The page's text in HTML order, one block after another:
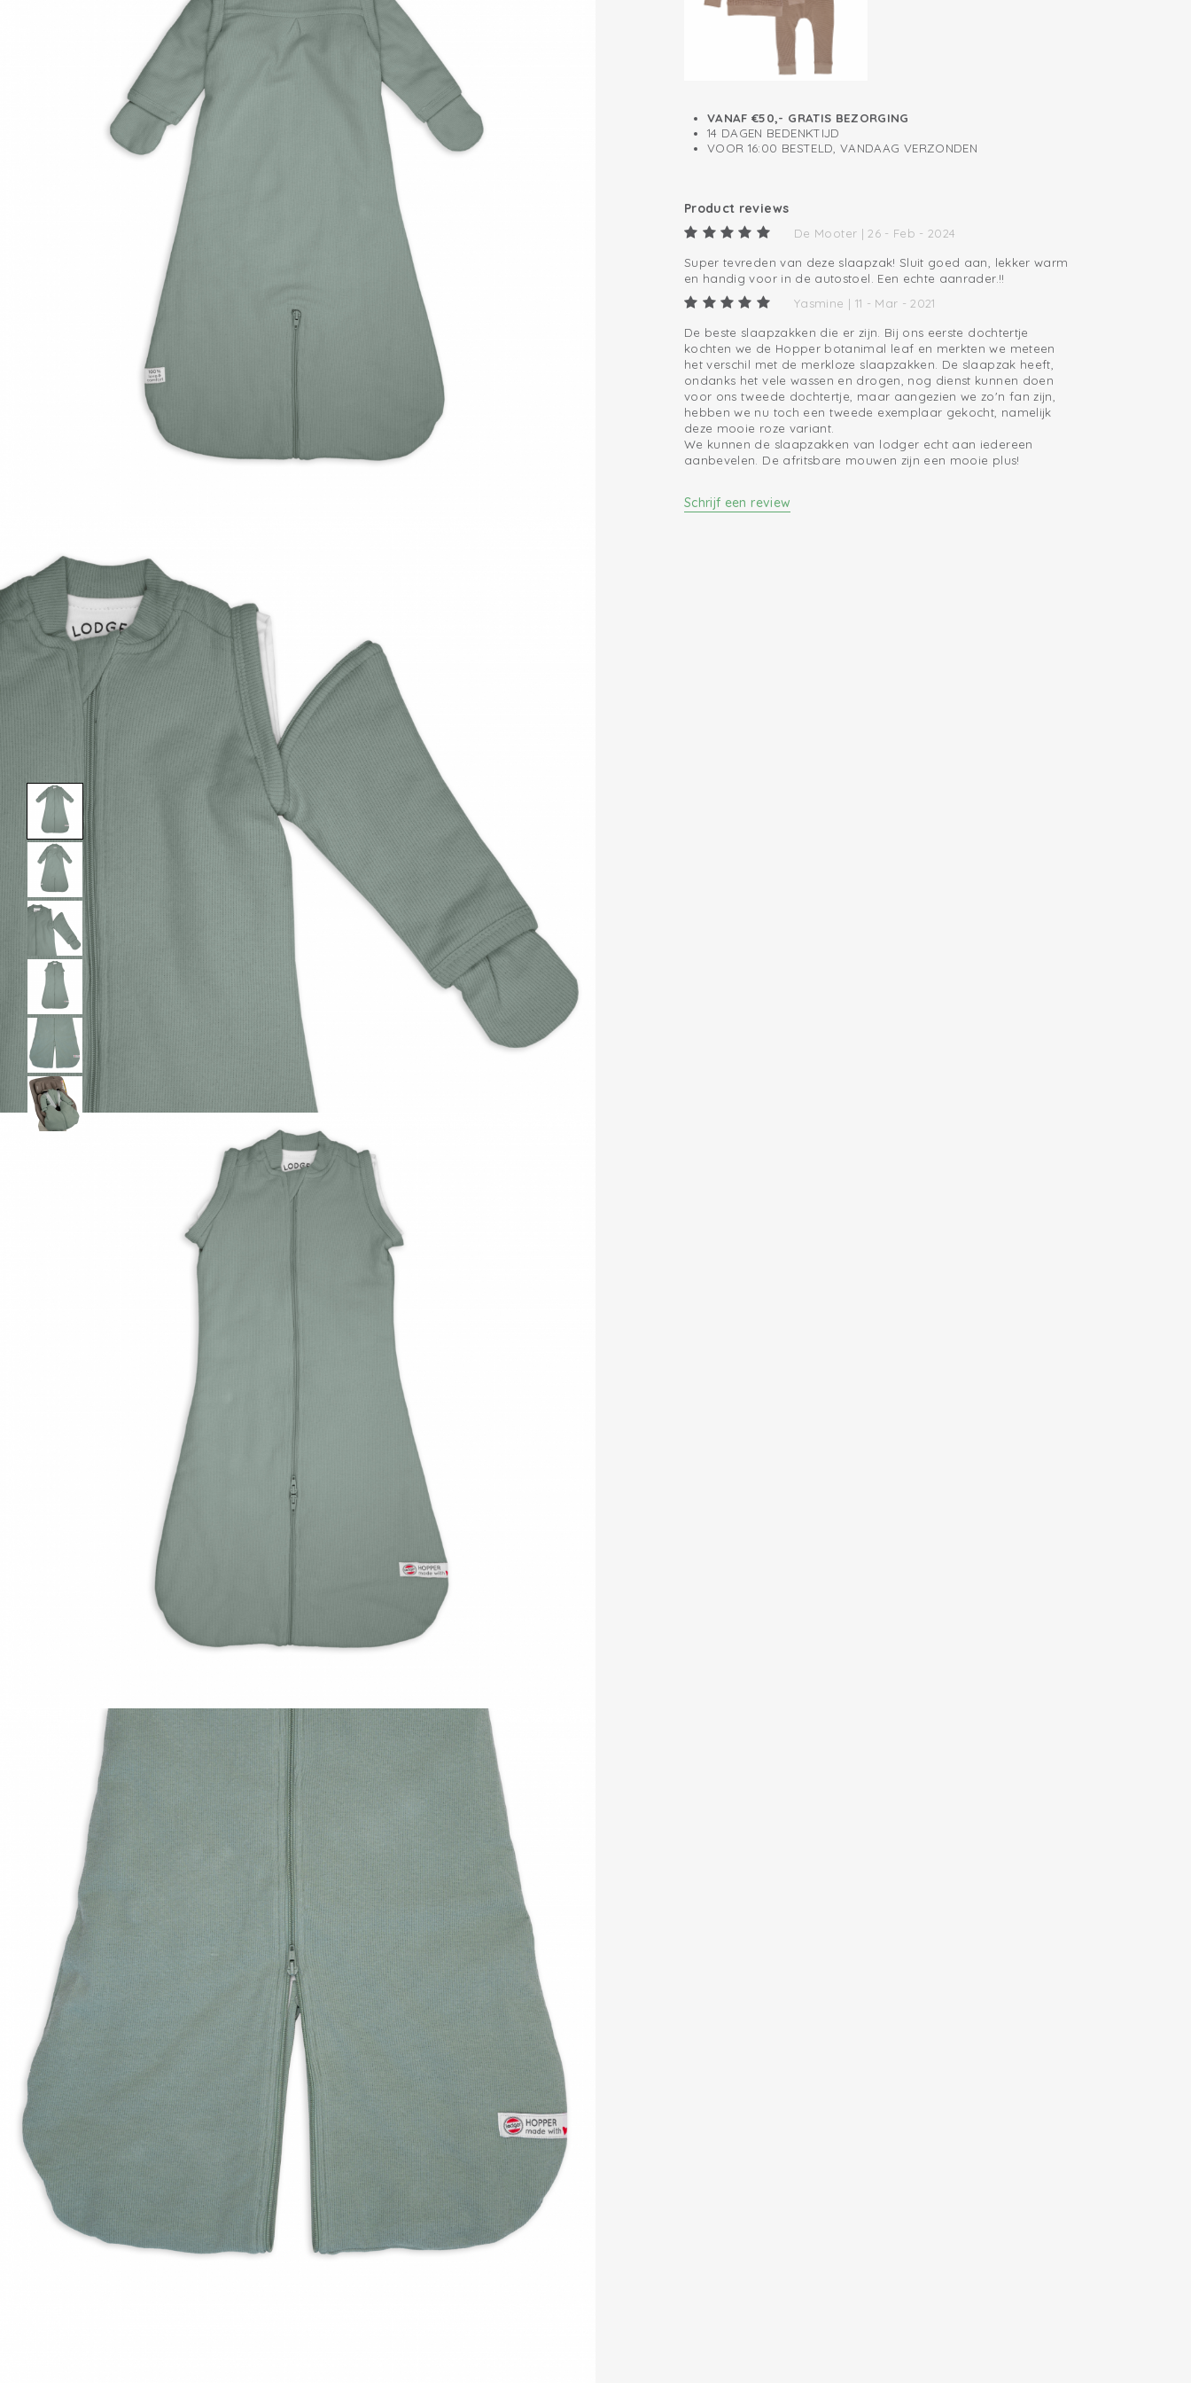
Deelbare rits met 3 sluiters voor gebruik in autostoel
Gemakkelijk verschonen dankzij rits tot op achterkant
VANAF €50,- GRATIS BEZORGING
14 DAGEN BEDENKTIJD
VOOR 16:00 BESTELD, VANDAAG VERZONDEN
Product reviews
De Mooter | 26 - Feb - 2024
Super tevreden van deze slaapzak! Sluit goed aan, lekker warm
en handig voor in de autostoel. Een echte aanrader.!!
Yasmine | 11 - Mar - 2021
De beste slaapzakken die er zijn. Bij ons eerste dochtertje
kochten we de Hopper botanimal leaf en merkten we meteen
het verschil met de merkloze slaapzakken. De slaapzak heeft,
ondanks het vele wassen en drogen, nog dienst kunnen doen
voor ons tweede dochtertje, maar aangezien we zo'n fan zijn,
hebben we nu toch een tweede exemplaar gekocht, namelijk
deze mooie roze variant.
We kunnen de slaapzakken van lodger echt aan iedereen
aanbevelen. De afritsbare mouwen zijn een mooie plus!
Schrijf een review